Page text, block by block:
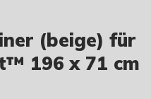
(beige) für
196 x 71 cm